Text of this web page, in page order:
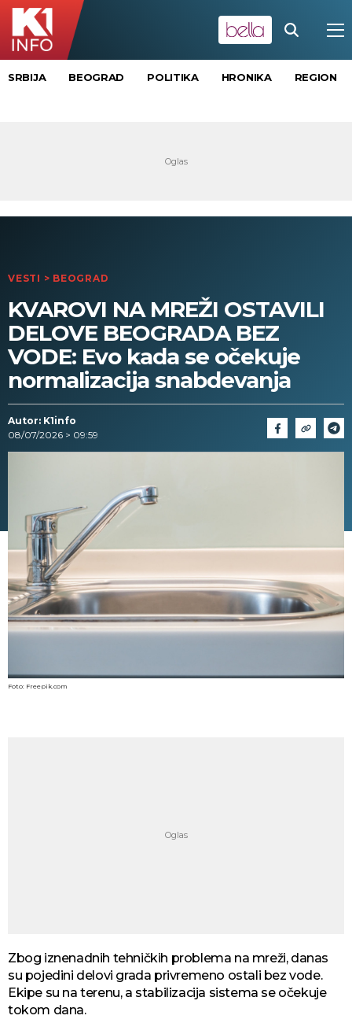
SRBIJA BEOGRAD POLITIKA HRONIKA REGION
VESTI > BEOGRAD
KVAROVI NA MREŽI OSTAVILI
DELOVE BEOGRADA BEZ
VODE: Evo kada se očekuje
normalizacija snabdevanja
Autor: K1info
08/07/2026 > 09:59
Foto: Freepik.com
Zbog iznenadnih tehničkih problema na mreži, danas
su pojedini delovi grada privremeno ostali bez vode.
Ekipe su na terenu, a stabilizacija sistema se očekuje
tokom dana.